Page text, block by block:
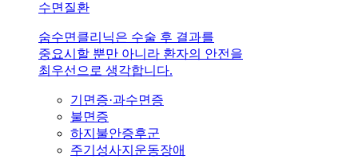
수면질환
숨수면클리닉은 수술 후 결과를
중요시할 뿐만 아니라 환자의 안전을
최우선으로 생각합니다.
기면증·과수면증
불면증
하지불안증후군
주기성사지운동장애